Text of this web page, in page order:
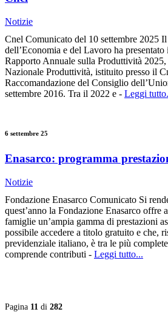
Notizie
Cnel Comunicato del 10 settembre 2025
dell’Economia e del Lavoro ha
Rapporto Annuale sulla Produttività
Nazionale Produttività, istituito presso il
Raccomandazione del Consiglio
settembre 2016. Tra il 2022 e - Leggi
6 settembre 25
Enasarco: programma
Notizie
Fondazione Enasarco Comunicato Si
quest’anno la Fondazione Enasarco
famiglie un’ampia gamma di prestazioni
possibile accedere a titolo gratuito e che,
previdenziale italiano, è tra le più
comprende contributi - Leggi tutto...
Pagina 11 di 282